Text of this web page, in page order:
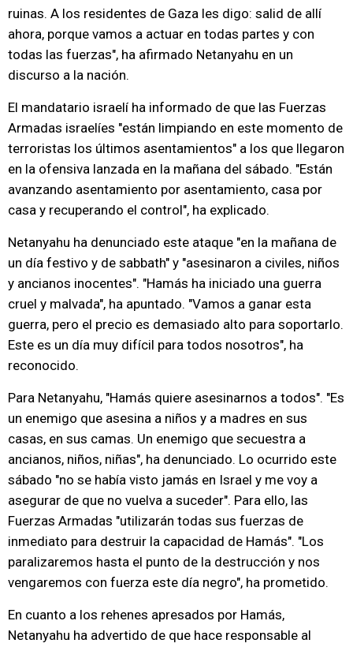
ruinas. A los residentes de Gaza les digo: salid de allí
ahora, porque vamos a actuar en todas partes y con
todas las fuerzas", ha afirmado Netanyahu en un
discurso a la nación.
El mandatario israelí ha informado de que las Fuerzas
Armadas israelíes "están limpiando en este momento de
terroristas los últimos asentamientos" a los que llegaron
en la ofensiva lanzada en la mañana del sábado. "Están
avanzando asentamiento por asentamiento, casa por
casa y recuperando el control", ha explicado.
Netanyahu ha denunciado este ataque "en la mañana de
un día festivo y de sabbath" y "asesinaron a civiles, niños
y ancianos inocentes". "Hamás ha iniciado una guerra
cruel y malvada", ha apuntado. "Vamos a ganar esta
guerra, pero el precio es demasiado alto para soportarlo.
Este es un día muy difícil para todos nosotros", ha
reconocido.
Para Netanyahu, "Hamás quiere asesinarnos a todos". "Es
un enemigo que asesina a niños y a madres en sus
casas, en sus camas. Un enemigo que secuestra a
ancianos, niños, niñas", ha denunciado. Lo ocurrido este
sábado "no se había visto jamás en Israel y me voy a
asegurar de que no vuelva a suceder". Para ello, las
Fuerzas Armadas "utilizarán todas sus fuerzas de
inmediato para destruir la capacidad de Hamás". "Los
paralizaremos hasta el punto de la destrucción y nos
vengaremos con fuerza este día negro", ha prometido.
En cuanto a los rehenes apresados por Hamás,
Netanyahu ha advertido de que hace responsable al